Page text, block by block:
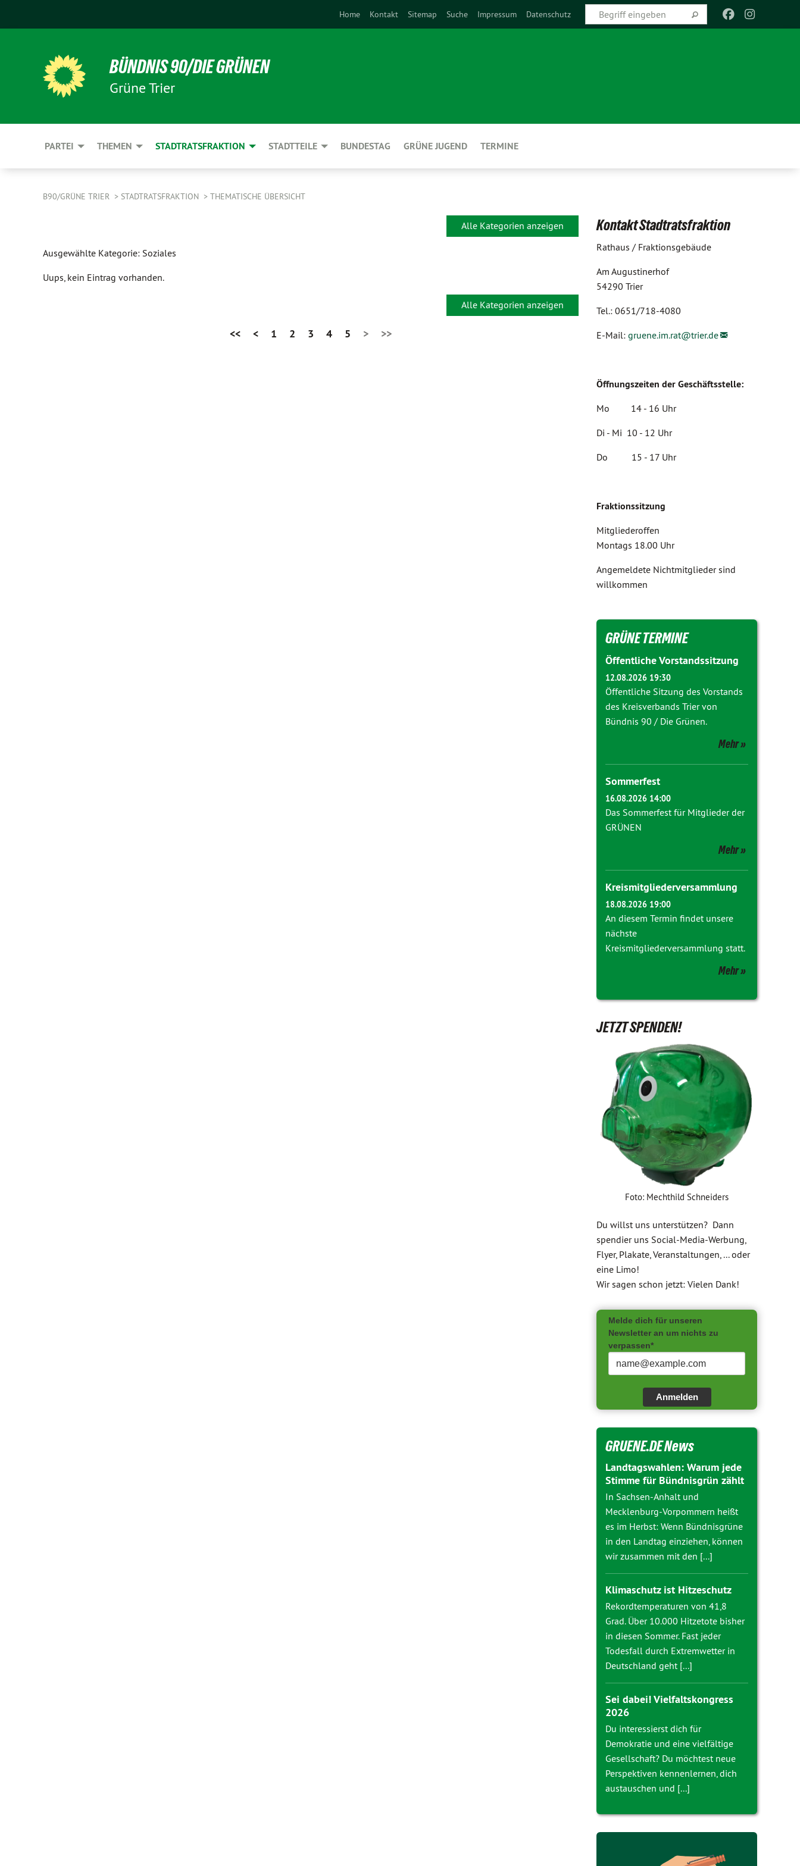
Home Kontakt Sitemap Suche Impressum Datenschutz
BÜNDNIS 90/DIE GRÜNEN
Grüne Trier
PARTEI THEMEN STADTRATSFRAKTION STADTTEILE BUNDESTAG GRÜNE JUGEND TERMINE
B90/GRÜNE TRIER STADTRATSFRAKTION THEMATISCHE ÜBERSICHT
Alle Kategorien anzeigen
Ausgewählte Kategorie: Soziales
Uups, kein Eintrag vorhanden.
Alle Kategorien anzeigen
<< < 1 2 3 4 5 > >>
Kontakt Stadtratsfraktion
Rathaus / Fraktionsgebäude
Am Augustinerhof
54290 Trier
Tel.: 0651/718-4080
E-Mail: gruene.im.rat@trier.de
Öffnungszeiten der Geschäftsstelle:
Mo 14 - 16 Uhr
Di - Mi 10 - 12 Uhr
Do 15 - 17 Uhr
Fraktionssitzung
Mitgliederoffen
Montags 18.00 Uhr
Angemeldete Nichtmitglieder sind
willkommen
GRÜNE TERMINE
Öffentliche Vorstandssitzung
12.08.2026 19:30
Öffentliche Sitzung des Vorstands
des Kreisverbands Trier von
Bündnis 90 / Die Grünen.
Mehr
Sommerfest
16.08.2026 14:00
Das Sommerfest für Mitglieder der
GRÜNEN
Mehr
Kreismitgliederversammlung
18.08.2026 19:00
An diesem Termin findet unsere
nächste
Kreismitgliederversammlung statt.
Mehr
JETZT SPENDEN!
Foto: Mechthild Schneiders
Du willst uns unterstützen? Dann
spendier uns Social-Media-Werbung,
Flyer, Plakate, Veranstaltungen, ... oder
eine Limo!
Wir sagen schon jetzt: Vielen Dank!
Melde dich für unseren
Newsletter an um nichts zu
verpassen*
Anmelden
GRUENE.DE News
Landtagswahlen: Warum jede
Stimme für Bündnisgrün zählt
In Sachsen-Anhalt und
Mecklenburg-Vorpommern heißt
es im Herbst: Wenn Bündnisgrüne
in den Landtag einziehen, können
wir zusammen mit den [...]
Klimaschutz ist Hitzeschutz
Rekordtemperaturen von 41,8
Grad. Über 10.000 Hitzetote bisher
in diesen Sommer. Fast jeder
Todesfall durch Extremwetter in
Deutschland geht [...]
Sei dabei! Vielfaltskongress
2026
Du interessierst dich für
Demokratie und eine vielfältige
Gesellschaft? Du möchtest neue
Perspektiven kennenlernen, dich
austauschen und [...]